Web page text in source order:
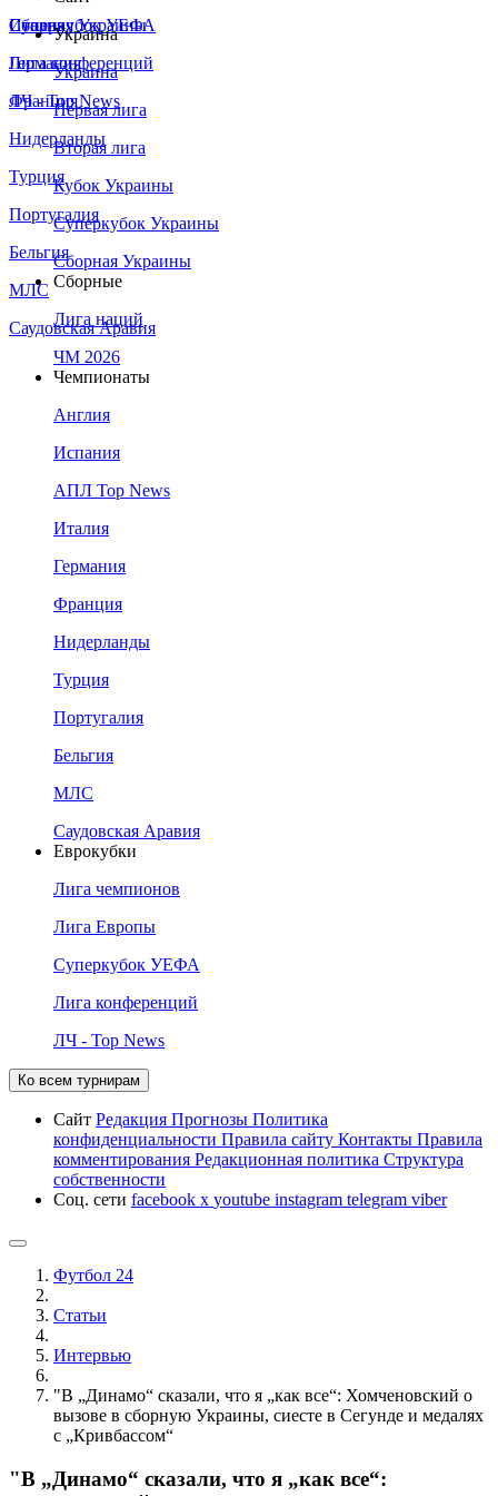
Сборная Украины
Италия
Германия
Франция
Нидерланды
Турция
Португалия
Бельгия
МЛС
Саудовская Аравия
Суперкубок УЕФА
Лига конференций
ЛЧ - Top News
Украина
Украина
Первая лига
Вторая лига
Кубок Украины
Суперкубок Украины
Сборная Украины
Сборные
Лига наций
ЧМ 2026
Чемпионаты
Англия
Испания
АПЛ Top News
Италия
Германия
Франция
Нидерланды
Турция
Португалия
Бельгия
МЛС
Саудовская Аравия
Еврокубки
Лига чемпионов
Лига Европы
Суперкубок УЕФА
Лига конференций
ЛЧ - Top News
Ко всем турнирам
Сайт Редакция Прогнозы Политика
конфиденциальности Правила сайту Контакты Правила
комментирования Редакционная политика Структура
собственности
Соц. сети facebook x youtube instagram telegram viber
Футбол 24
Статьи
Интервью
"В „Динамо“ сказали, что я „как все“: Хомченовский о
вызове в сборную Украины, сиесте в Сегунде и медалях
с „Кривбассом“
"В „Динамо“ сказали, что я „как все“: